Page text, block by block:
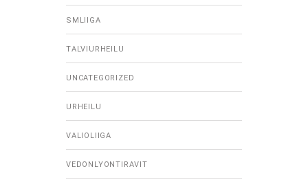
SMLIIGA
TALVIURHEILU
UNCATEGORIZED
URHEILU
VALIOLIIGA
VEDONLYONTIRAVIT